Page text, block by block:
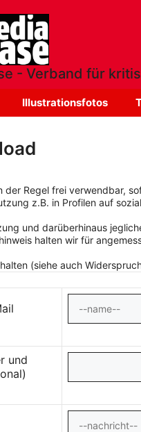
- Verband für
Illustrationsfotos
der Regel frei verwendbar,
z.B. in Profilen auf
und darüberhinaus
halten wir für
(siehe auch
und